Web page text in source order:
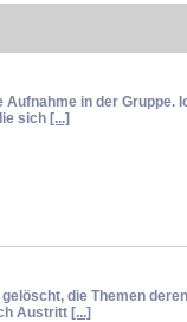
in der Gruppe.
sich [...]
die Themen
Austritt [...]